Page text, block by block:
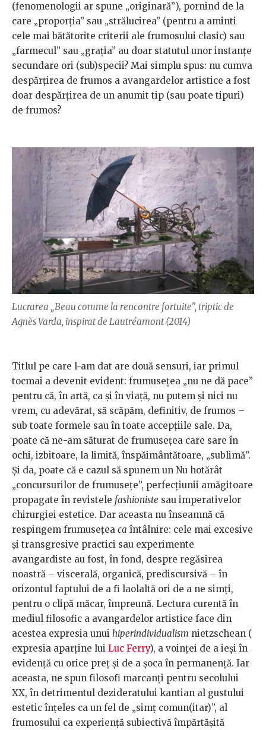
(fenomenologii ar spune „originară”), pornind de la
care „proporţia” sau „strălucirea” (pentru a aminti
cele mai bătătorite criterii ale frumosului clasic) sau
„farmecul” sau „graţia” au doar statutul unor instanţe
secundare ori (sub)specii? Mai simplu spus: nu cumva
despărţirea de frumos a avangardelor artistice a fost
doar despărţirea de un anumit tip (sau poate tipuri)
de frumos?
Lucrarea „Beau comme la rencontre fortuite", triptic de
Agnès Varda, inspirat de Lautréamont (2014)
Titlul pe care l-am dat are două sensuri, iar primul
tocmai a devenit evident: frumuseţea „nu ne dă pace”
pentru că, în artă, ca şi în viaţă, nu putem şi nici nu
vrem, cu adevărat, să scăpăm, definitiv, de frumos –
sub toate formele sau în toate accepţiile sale. Da,
poate că ne-am săturat de frumuseţea care sare în
ochi, izbitoare, la limită, înspăimântătoare, „sublimă”.
Şi da, poate că e cazul să spunem un Nu hotărât
„concursurilor de frumuseţe”, perfecţiunii amăgitoare
propagate în revistele fashioniste sau imperativelor
chirurgiei estetice. Dar aceasta nu înseamnă că
respingem frumuseţea ca întâlnire: cele mai excesive
şi transgresive practici sau experimente
avangardiste au fost, în fond, despre regăsirea
noastră – viscerală, organică, prediscursivă – în
orizontul faptului de a fi laolaltă ori de a ne simţi,
pentru o clipă măcar, împreună. Lectura curentă în
mediul filosofic a avangardelor artistice face din
acestea expresia unui hiperindividualism nietzschean (
expresia aparţine lui Luc Ferry), a voinţei de a ieşi în
evidenţă cu orice preţ şi de a şoca în permanenţă. Iar
aceasta, ne spun filosofi marcanţi pentru secolului
XX, în detrimentul dezideratului kantian al gustului
estetic înţeles ca un fel de „simţ comun(itar)”, al
frumosului ca experienţă subiectivă împărtăşită